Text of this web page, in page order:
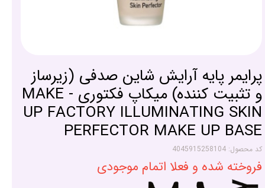
پرایمر پایه آرایش شاین صدفی (زیرساز
و تثبیت کننده) میکاپ فکتوری - MAKE
UP FACTORY ILLUMINATING SKIN
PERFECTOR MAKE UP BASE
کد محصول: 4045915258104
فروخته شده و فعلا اتمام موجودی